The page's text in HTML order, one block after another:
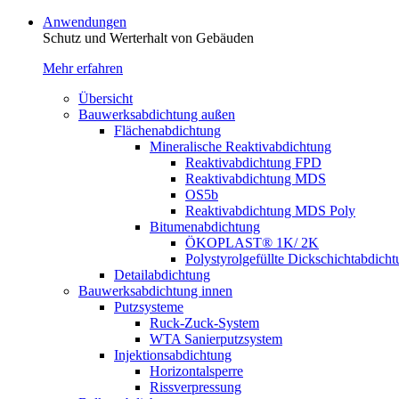
Anwendungen
Schutz und Werterhalt von Gebäude­n
Mehr erfahren
Übersicht
Bauwerksabdichtung außen
Flächenabdichtung
Mineralische Reaktivabdichtung
Reaktivabdichtung FPD
Reaktivabdichtung MDS
OS5b
Reaktivabdichtung MDS Poly
Bitumenabdichtung
ÖKOPLAST® 1K/ 2K
Polystyrolgefüllte
Detailabdichtung
Bauwerksabdichtung innen
Putzsysteme
Ruck-Zuck-System
WTA Sanierputzsystem
Injektionsabdichtung
Horizontalsperre
Rissverpressung